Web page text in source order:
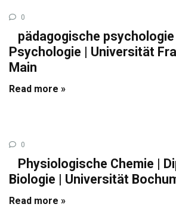
0
pädagogische psychologie
Psychologie | Universität
Main
Read more »
0
Physiologische Chemie |
Biologie | Universität
Read more »